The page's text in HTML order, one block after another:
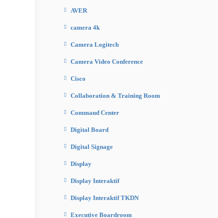
AVER
camera 4k
Camera Logitech
Camera Video Conference
Cisco
Collaboration & Training Room
Command Center
Digital Board
Digital Signage
Display
Display Interaktif
Display Interaktif TKDN
Executive Boardroom